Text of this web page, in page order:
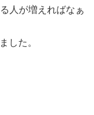
人が増えればなぁ
した。